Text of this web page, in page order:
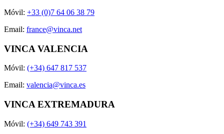
Móvil: +33 (0)7 64 06 38 79
Email: france@vinca.net
VINCA VALENCIA
Móvil: (+34) 647 817 537
Email: valencia@vinca.es
VINCA EXTREMADURA
Móvil: (+34) 649 743 391